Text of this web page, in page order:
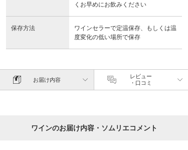
くお早めにお飲みください
保存方法
ワインセラーで定温保存、もしくは温
度変化の低い場所で保存
お届け内容
レビュー
・口コミ
ワインのお届け内容・ソムリエコメント